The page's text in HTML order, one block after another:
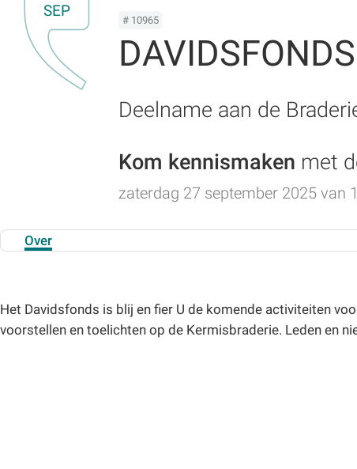
SEP
# 10965
Deelname aan de
Kom kennismaken met
zaterdag 27 september 2025 van
Over
Het Davidsfonds is blij en fier U de komende activiteiten
voorstellen en toelichten op de Kermisbraderie. Leden en